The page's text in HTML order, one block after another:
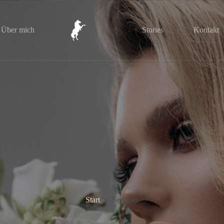
Über mich Stories Kontakt
Start Services